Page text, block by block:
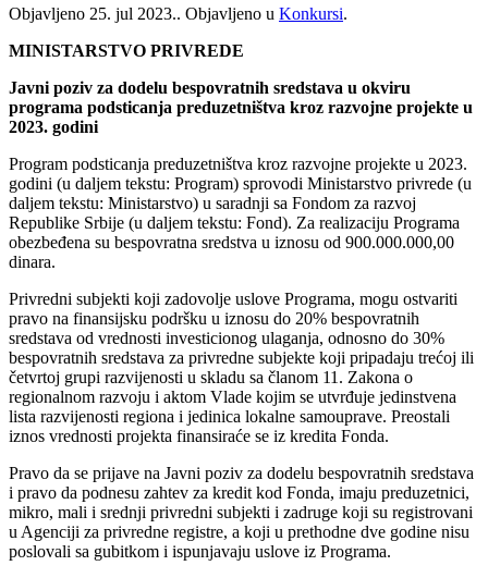
Objavljeno 25. jul 2023.. Objavljeno u Konkursi.
MINISTARSTVO PRIVREDE
Javni poziv za dodelu bespovratnih sredstava u okviru
programa podsticanja preduzetništva kroz razvojne projekte u
2023. godini
Program podsticanja preduzetništva kroz razvojne projekte u 2023.
godini (u daljem tekstu: Program) sprovodi Ministarstvo privrede (u
daljem tekstu: Ministarstvo) u saradnji sa Fondom za razvoj
Republike Srbije (u daljem tekstu: Fond). Za realizaciju Programa
obezbeđena su bespovratna sredstva u iznosu od 900.000.000,00
dinara.
Privredni subjekti koji zadovolje uslove Programa, mogu ostvariti
pravo na finansijsku podršku u iznosu do 20% bespovratnih
sredstava od vrednosti investicionog ulaganja, odnosno do 30%
bespovratnih sredstava za privredne subjekte koji pripadaju trećoj ili
četvrtoj grupi razvijenosti u skladu sa članom 11. Zakona o
regionalnom razvoju i aktom Vlade kojim se utvrđuje jedinstvena
lista razvijenosti regiona i jedinica lokalne samouprave. Preostali
iznos vrednosti projekta finansiraće se iz kredita Fonda.
Pravo da se prijave na Javni poziv za dodelu bespovratnih sredstava
i pravo da podnesu zahtev za kredit kod Fonda, imaju preduzetnici,
mikro, mali i srednji privredni subjekti i zadruge koji su registrovani
u Agenciji za privredne registre, a koji u prethodne dve godine nisu
poslovali sa gubitkom i ispunjavaju uslove iz Programa.